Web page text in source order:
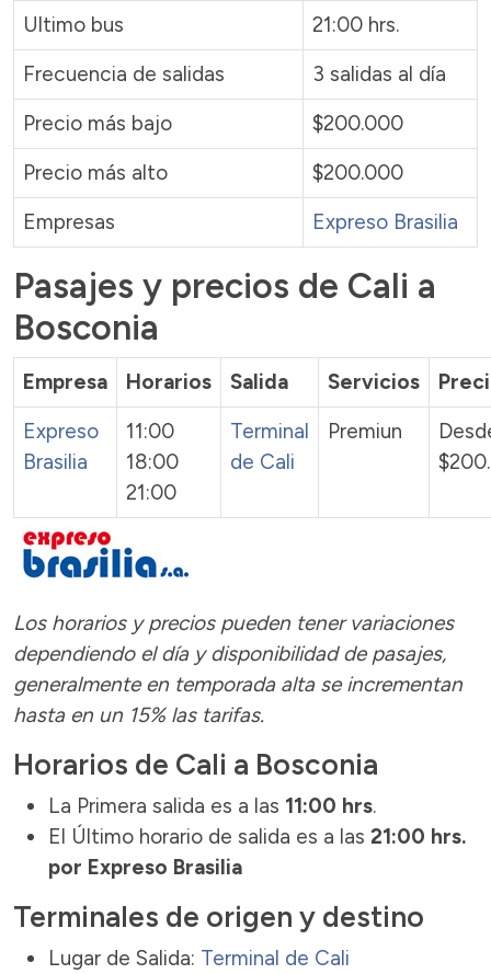
Ultimo bus
21:00 hrs.
Frecuencia de salidas
3 salidas al día
Precio más bajo
$200.000
Precio más alto
$200.000
Empresas
Expreso Brasilia
Pasajes y precios de Cali a
Bosconia
Empresa Horarios Salida Servicios
Expreso
Brasilia
11:00
18:00
21:00
Terminal
de Cali
Premiun
Los horarios y precios pueden tener variaciones
dependiendo el día y disponibilidad de pasajes,
generalmente en temporada alta se incrementan
hasta en un 15% las tarifas.
Horarios de Cali a Bosconia
La Primera salida es a las 11:00 hrs.
El Último horario de salida es a las 21:00 hrs.
por Expreso Brasilia
Terminales de origen y destino
Lugar de Salida: Terminal de Cali